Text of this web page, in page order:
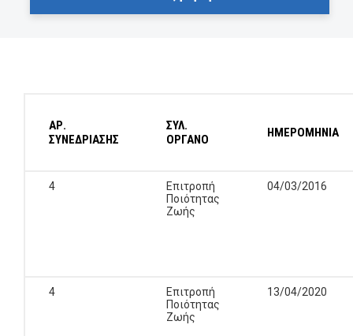
ΑΡ.
ΣΥΝΕΔΡΙΑΣΗΣ
ΣΥΛ.
ΟΡΓΑΝΟ
ΗΜΕΡΟΜΗΝΙΑ
4
Επιτροπή
Ποιότητας
Ζωής
04/03/2016
4
Επιτροπή
Ποιότητας
Ζωής
13/04/2020